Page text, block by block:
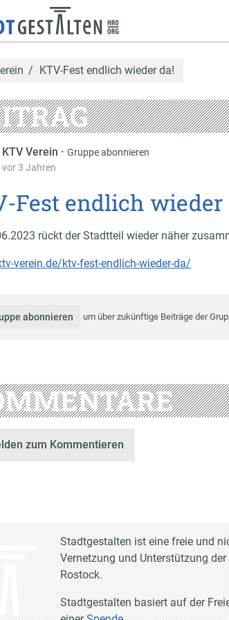
KTV-Fest endlich wieder da!
KTV Verein · Gruppe abonnieren
vor 3 Jahren
Fest endlich wieder
rückt der Stadtteil wieder näher
verein.de/ktv-fest-endlich-wieder-da/
abonnieren um über zukünftige Beiträge der
zum Kommentieren
Stadtgestalten ist eine freie und
Vernetzung und Unterstützung
Rostock.
Stadtgestalten basiert auf der